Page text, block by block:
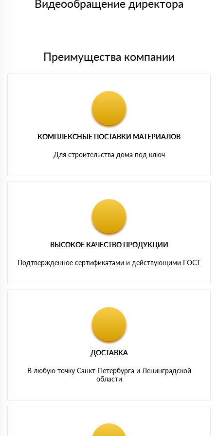
Видеообращение директора
Преимущества компании
КОМПЛЕКСНЫЕ ПОСТАВКИ МАТЕРИАЛОВ
Для строительства дома под ключ
ВЫСОКОЕ КАЧЕСТВО ПРОДУКЦИИ
Подтвержденное сертификатами и действующими ГОСТ
ДОСТАВКА
В любую точку Санкт-Петербурга и Ленинградской
области